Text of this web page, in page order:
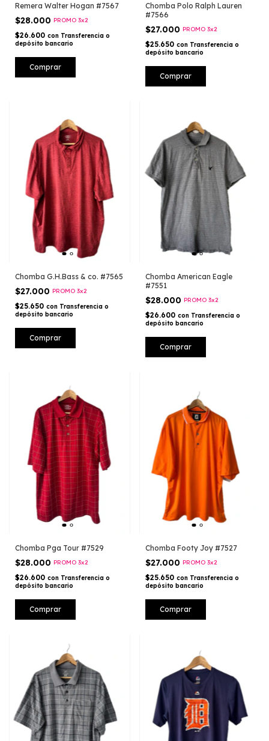
Remera Walter Hogan #7567
$28.000 PROMO 3x2
$26.600 con Transferencia o
depósito bancario
Comprar
Chomba Polo Ralph Lauren
#7566
$27.000 PROMO 3x2
$25.650 con Transferencia o
depósito bancario
Comprar
Chomba G.H.Bass & co. #7565
$27.000 PROMO 3x2
$25.650 con Transferencia o
depósito bancario
Comprar
Chomba American Eagle
#7551
$28.000 PROMO 3x2
$26.600 con Transferencia o
depósito bancario
Comprar
Chomba Pga Tour #7529
$28.000 PROMO 3x2
$26.600 con Transferencia o
depósito bancario
Comprar
Chomba Footy Joy #7527
$27.000 PROMO 3x2
$25.650 con Transferencia o
depósito bancario
Comprar